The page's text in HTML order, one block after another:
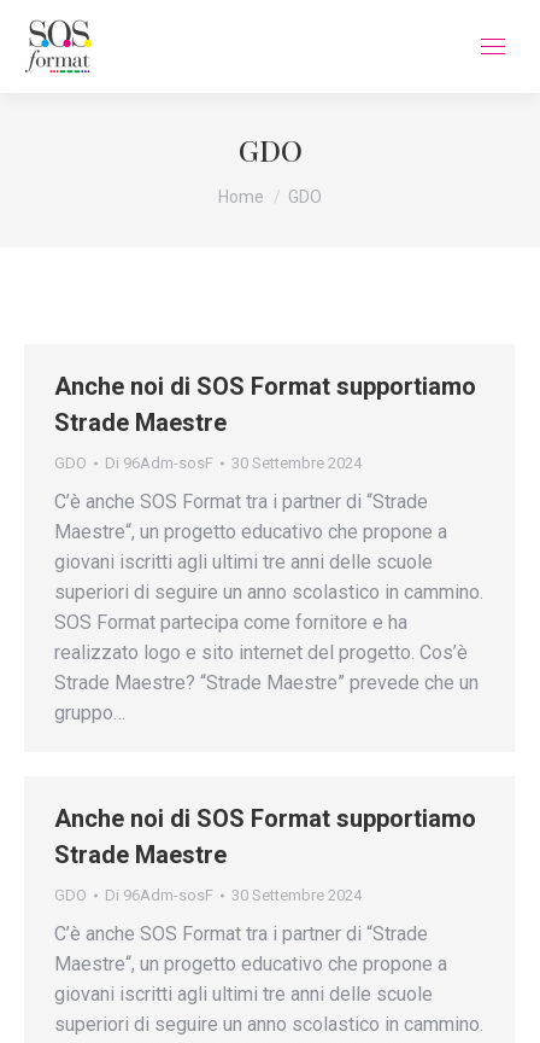
GDO
Tu sei qui:
Home GDO
Anche noi di SOS Format supportiamo
Strade Maestre
GDO Di 96Adm-sosF 30 Settembre 2024
C’è anche SOS Format tra i partner di “Strade
Maestre“, un progetto educativo che propone a
giovani iscritti agli ultimi tre anni delle scuole
superiori di seguire un anno scolastico in cammino.
SOS Format partecipa come fornitore e ha
realizzato logo e sito internet del progetto. Cos’è
Strade Maestre? “Strade Maestre” prevede che un
gruppo…
Anche noi di SOS Format supportiamo
Strade Maestre
GDO Di 96Adm-sosF 30 Settembre 2024
C’è anche SOS Format tra i partner di “Strade
Maestre“, un progetto educativo che propone a
giovani iscritti agli ultimi tre anni delle scuole
superiori di seguire un anno scolastico in cammino.